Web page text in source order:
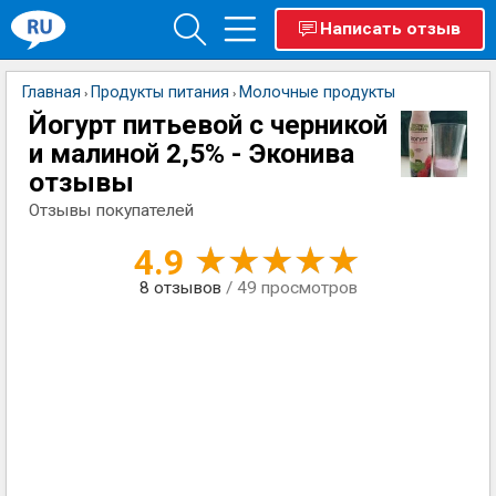
Написать отзыв
Главная › Продукты питания › Молочные продукты
Йогурт питьевой c черникой
и малиной 2,5% - Эконива
отзывы
Отзывы покупателей
4.9
8 отзывов / 49 просмотров